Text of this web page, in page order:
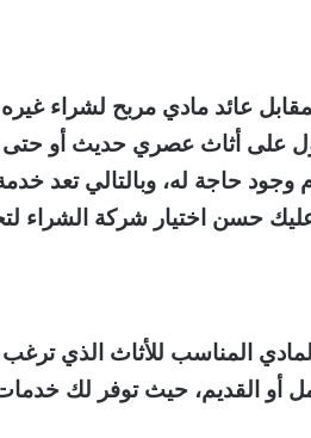
عائد مادي مربح لشراء غيره
على أثاث عصري حديث أو
وجود حاجة له، وبالتالي تعد
عليك حسن اختيار شركة الشراء
المناسب للأثاث الذي ترغب
أو القديم، حيث توفر لك خدمات